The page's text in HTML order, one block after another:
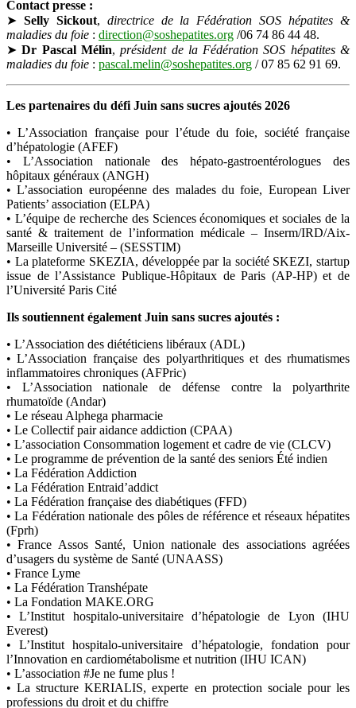
Contact presse :
➤ Selly Sickout, directrice de la Fédération SOS hépatites &
maladies du foie : direction@soshepatites.org /06 74 86 44 48.
➤Dr Pascal Mélin,président de la Fédération SOS hépatites &
maladies du foie : pascal.melin@soshepatites.org / 07 85 62 91 69.
Les partenaires du défi Juin sans sucres ajoutés 2026
• L’Association française pour l’étude du foie, société française
d’hépatologie (AFEF)
• L’Association nationale des hépato-gastroentérologues des
hôpitaux généraux (ANGH)
• L’association européenne des malades du foie, European Liver
Patients’ association (ELPA)
• L’équipe de recherche des Sciences économiques et sociales de la
santé & traitement de l’information médicale – Inserm/IRD/Aix-
Marseille Université – (SESSTIM)
• La plateforme SKEZIA, développée par la société SKEZI, startup
issue de l’Assistance Publique-Hôpitaux de Paris (AP-HP) et de
l’Université Paris Cité
Ils soutiennent également Juin sans sucres ajoutés :
• L’Association des diététiciens libéraux (ADL)
• L’Association française des polyarthritiques et des rhumatismes
inflammatoires chroniques (AFPric)
• L’Association nationale de défense contre la polyarthrite
rhumatoïde (Andar)
• Le réseau Alphega pharmacie
• Le Collectif pair aidance addiction (CPAA)
• L’association Consommation logement et cadre de vie (CLCV)
• Le programme de prévention de la santé des seniors Été indien
• La Fédération Addiction
• La Fédération Entraid’addict
• La Fédération française des diabétiques (FFD)
• La Fédération nationale des pôles de référence et réseaux hépatites
(Fprh)
• France Assos Santé, Union nationale des associations agréées
d’usagers du système de Santé (UNAASS)
• France Lyme
• La Fédération Transhépate
• La Fondation MAKE.ORG
• L’Institut hospitalo-universitaire d’hépatologie de Lyon (IHU
Everest)
• L’Institut hospitalo-universitaire d’hépatologie, fondation pour
l’Innovation en cardiométabolisme et nutrition (IHU ICAN)
• L’association #Je ne fume plus !
• La structure KERIALIS, experte en protection sociale pour les
professions du droit et du chiffre